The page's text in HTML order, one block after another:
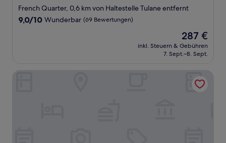
Sterne-
Unterkunft
French Quarter, 0,6 km von Haltestelle Tulane entfernt
9.0
9,0/10 Wunderbar (69 Bewertungen)
Der
Preis
beträgt
287 €
inkl. Steuern & Gebühren
7. Sept.–8. Sept.